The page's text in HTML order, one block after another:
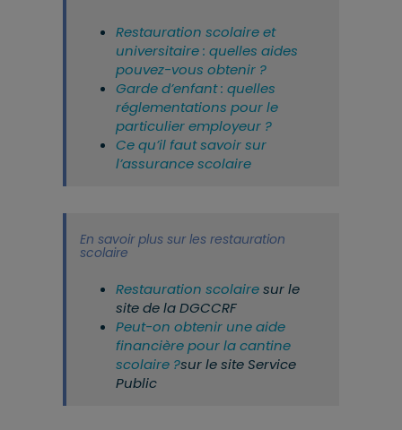
Restauration scolaire et
universitaire : quelles aides
pouvez-vous obtenir ?
Garde d’enfant : quelles
réglementations pour le
particulier employeur ?
Ce qu’il faut savoir sur
l’assurance scolaire
En savoir plus sur les restauration
scolaire
Restauration scolairesur le
site de la DGCCRF
Peut-on obtenir une aide
financière pour la cantine
scolaire ?sur le site Service
Public